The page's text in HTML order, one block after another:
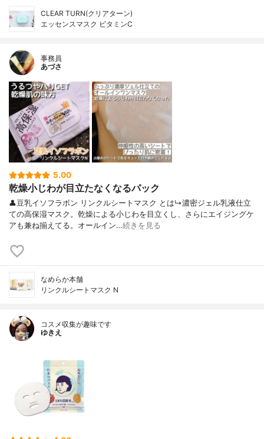
CLEAR TURN(クリアターン)
エッセンスマスク ビタミンC
事務員
あづさ
5.00
乾燥小じわが目立たなくなるパック
👤豆乳イソフラボン リンクルシートマスク とは↳濃密ジェル乳液仕立
ての高保湿マスク。乾燥による小じわを目立くし、さらにエイジングケ
アも兼ね揃えてる。オールイン…続きを見る
なめらか本舗
リンクルシートマスク N
コスメ収集が趣味です
ゆきえ